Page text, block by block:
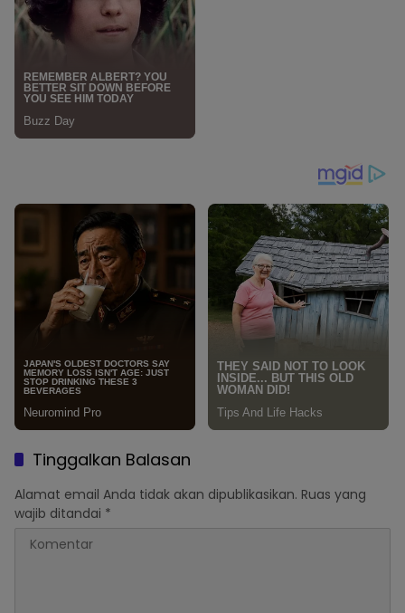
Tinggalkan Balasan
Alamat email Anda tidak akan dipublikasikan. Ruas yang
wajib ditandai *